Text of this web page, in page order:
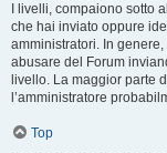
I livelli, compaiono sotto
che hai inviato oppure
amministratori. In
abusare del Forum
livello. La maggior parte
l’amministratore
Top